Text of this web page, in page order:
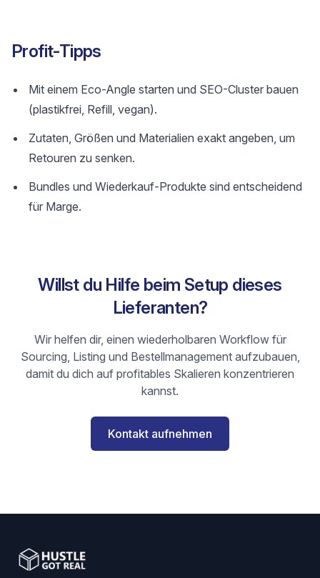
Profit-Tipps
Mit einem Eco-Angle starten und SEO-Cluster bauen
(plastikfrei, Refill, vegan).
Zutaten, Größen und Materialien exakt angeben, um
Retouren zu senken.
Bundles und Wiederkauf-Produkte sind entscheidend
für Marge.
Willst du Hilfe beim Setup dieses
Lieferanten?
Wir helfen dir, einen wiederholbaren Workflow für
Sourcing, Listing und Bestellmanagement aufzubauen,
damit du dich auf profitables Skalieren konzentrieren
kannst.
Kontakt aufnehmen